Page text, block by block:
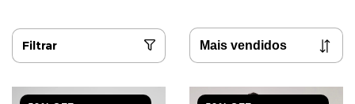
Filtrar